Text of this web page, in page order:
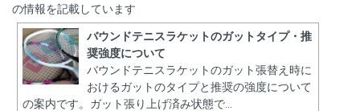
の情報を記載しています
バウンドテニスラケットのガットタイプ・推
奨強度について
バウンドテニスラケットのガット張替え時に
おけるガットのタイプと推奨の強度について
の案内です。ガット張り上げ済み状態で...